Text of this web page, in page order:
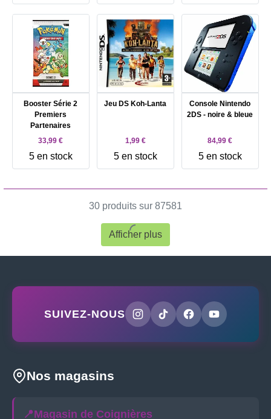
Booster Série 2
Premiers
Partenaires
33,99 €
5 en stock
Jeu DS Koh-Lanta
1,99 €
5 en stock
Console Nintendo
2DS - noire & bleue
84,99 €
5 en stock
30 produits sur 87581
Afficher plus
SUIVEZ-NOUS
Nos magasins
📍Magasin de Coignières